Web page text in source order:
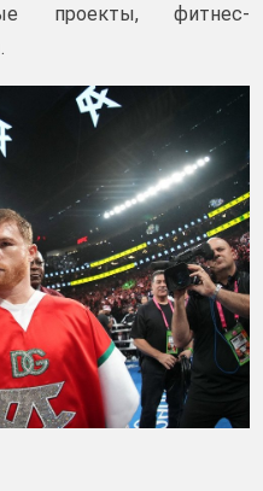
проекты, фитнес-